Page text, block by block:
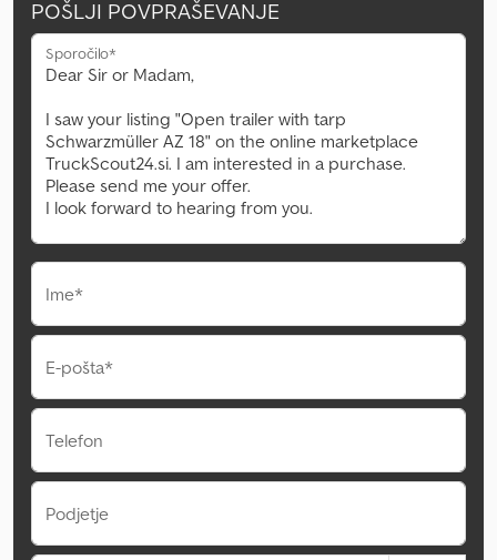
POŠLJI POVPRAŠEVANJE
Sporočilo*
Ime*
E-pošta*
Telefon
Podjetje